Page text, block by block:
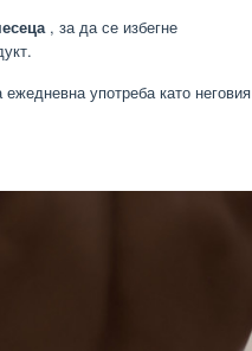
, за да се избегне
употреба като неговия